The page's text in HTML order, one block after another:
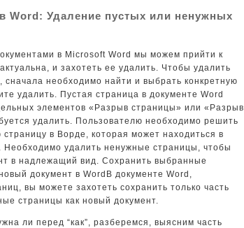
Word: Удаление пустых или ненужных
в Microsoft Word мы можем прийти к
и захотеть ее удалить. Чтобы удалить
сначала необходимо найти и выбрать конкретную
удалить. Пустая страница в документе Word
элементов «Разрыв страницы» или «Разрыв
удалить. Пользователю необходимо решить
страницу в Ворде, которая может находиться в
Необходимо удалить ненужные страницы, чтобы
в надлежащий вид. Сохранить выбранные
документ в WordВ документе Word,
вы можете захотеть сохранить только часть
страницы как новый документ.
ли перед “как”, разберемся, выясним часть